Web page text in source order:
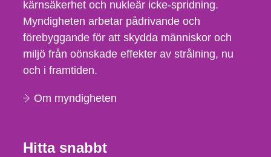
kärnsäkerhet och nukleär icke-spridning.
Myndigheten arbetar pådrivande och
förebyggande för att skydda människor och
miljö från oönskade effekter av strålning, nu
och i framtiden.
Om myndigheten
Hitta snabbt